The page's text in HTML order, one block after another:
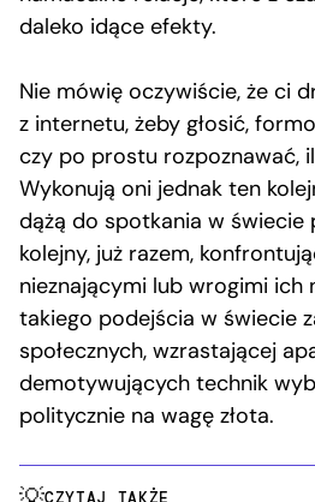
daleko idące efekty.
Nie mówię oczywiście, że ci
z internetu, żeby głosić,
czy po prostu rozpoznawać,
Wykonują oni jednak ten
dążą do spotkania w świecie
kolejny, już razem,
nieznającymi lub wrogimi ich
takiego podejścia w świecie
społecznych, wzrastającej
demotywujących technik
politycznie na wagę złota.
CZYTAJ TAKŻE